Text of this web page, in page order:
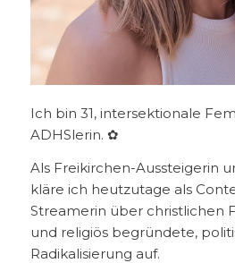
Ich bin 31, intersektionale
ADHSlerin. ✿
Als Freikirchen-Aussteigerin
kläre ich heutzutage als
Streamerin über christlichen
und religiös begründete,
Radikalisierung auf.